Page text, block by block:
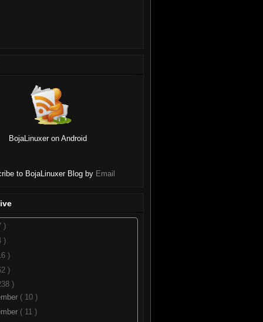
BojaLinuxer on Android
to BojaLinuxer Blog by Email
)
)
)
)
)
( 10 )
( 11 )